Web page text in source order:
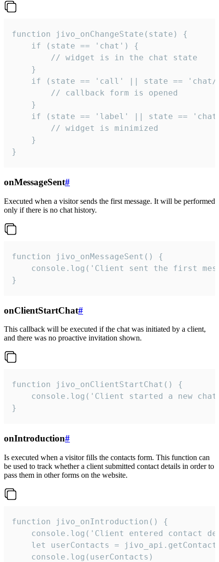
function jivo_onChangeState(state) {
    if (state == 'chat') {
        // widget is in the chat state
    }
if (state == 'call' || state ==
        // callback form is opened
    }
if (state == 'label' || state ==
        // widget is minimized
    }
}
onMessageSent#
Executed when a visitor sends the first message. It will be performed
only if there is no chat history.
function jivo_onMessageSent() {
console.log('Client sent the first
}
onClientStartChat#
This callback will be executed if the chat was initiated by a client,
and there was no proactive invitation shown.
function jivo_onClientStartChat() {
console.log('Client started a new
}
onIntroduction#
Is executed when a visitor fills the contacts form. This function can
be used to track whether a client submitted contact details in order to
pass them in other forms on the website.
function jivo_onIntroduction() {
console.log('Client entered contact
let userContacts =
    console.log(userContacts)